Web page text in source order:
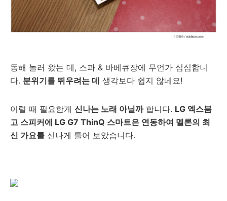
동해 놀러 왔는 데, 스파 & 바베큐장에 무언가 심심합니
다. 분위기를 뛰우려는 데 생각보다 쉽지 않네요!
이럴 때 필요한게 신나는 노래 아닐까합니다. LG 엑스붐
고 스피커에 LG G7 ThinQ 스마트은 연동하여 멜론의 최
신 가요를 신나게 틀어 보았습니다.